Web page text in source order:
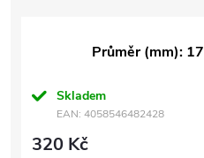
Průměr (mm): 17
Skladem
EAN: 4058546482428
320 Kč